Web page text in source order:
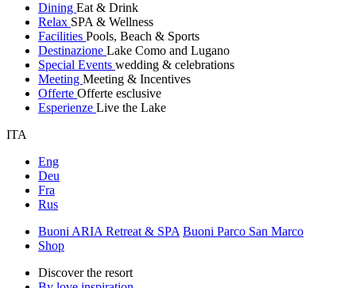
Dining Eat & Drink
Relax SPA & Wellness
Facilities Pools, Beach & Sports
Destinazione Lake Como and Lugano
Special Events wedding & celebrations
Meeting Meeting & Incentives
Offerte Offerte esclusive
Esperienze Live the Lake
ITA
Eng
Deu
Fra
Rus
Buoni ARIA Retreat & SPA Buoni Parco San Marco
Shop
Discover the resort